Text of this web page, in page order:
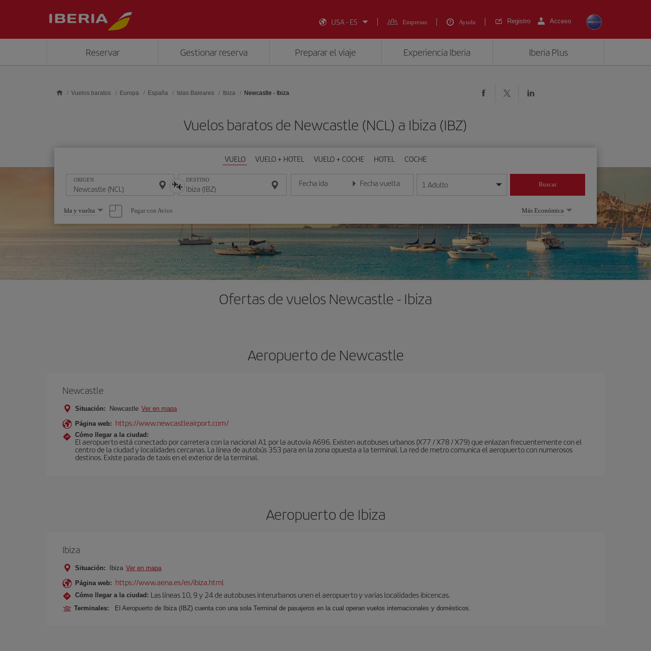
USA - ES
Empresas Ayuda Registro Acceso
Reservar Gestionar reserva Preparar el viaje Experiencia Iberia Iberia Plus
Vuelos baratos Europa España Islas Baleares Ibiza Newcastle - Ibiza
Vuelos baratos de Newcastle (NCL) a Ibiza (IBZ)
VUELO VUELO + HOTEL VUELO + COCHE HOTEL COCHE
ORIGEN DESTINO Fecha ida
Introduce la fecha en formato día/mes/año
Fecha vuelta
Introduce la fecha en formato día/mes/año
1 Adulto Buscar
Seleccione
una
opción
Ida y vuelta Pagar con Avios Más Económica
Ofertas de vuelos Newcastle - Ibiza
Aeropuerto de Newcastle
Newcastle
Situación: Newcastle Ver en mapa
Página web: https://www.newcastleairport.com/
Cómo llegar a la ciudad:
El aeropuerto está conectado por carretera con la nacional A1 por la autovía A696. Existen autobuses urbanos (X77 / X78 / X79) que enlazan frecuentemente con el
centro de la ciudad y localidades cercanas. La línea de autobús 353 para en la zona opuesta a la terminal. La red de metro comunica el aeropuerto con numerosos
destinos. Existe parada de taxis en el exterior de la terminal.
Aeropuerto de Ibiza
Ibiza
Situación: Ibiza Ver en mapa
Página web: https://www.aena.es/es/ibiza.html
Cómo llegar a la ciudad: Las líneas 10, 9 y 24 de autobuses interurbanos unen el aeropuerto y varias localidades ibicencas.
Terminales: El Aeropuerto de Ibiza (IBZ) cuenta con una sola Terminal de pasajeros en la cual operan vuelos internacionales y domésticos.